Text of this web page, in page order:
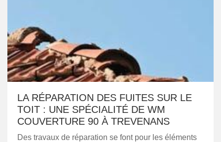
LA RÉPARATION DES FUITES SUR LE
TOIT : UNE SPÉCIALITÉ DE WM
COUVERTURE 90 À TREVENANS
Des travaux de réparation se font pour les éléments